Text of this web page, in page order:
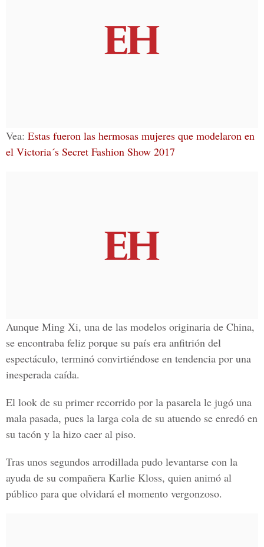
Vea: Estas fueron las hermosas mujeres que modelaron en
el Victoria´s Secret Fashion Show 2017
Aunque Ming Xi, una de las modelos originaria de China,
se encontraba feliz porque su país era anfitrión del
espectáculo, terminó convirtiéndose en tendencia por una
inesperada caída.
El look de su primer recorrido por la pasarela le jugó una
mala pasada, pues la larga cola de su atuendo se enredó en
su tacón y la hizo caer al piso.
Tras unos segundos arrodillada pudo levantarse con la
ayuda de su compañera Karlie Kloss, quien animó al
público para que olvidará el momento vergonzoso.